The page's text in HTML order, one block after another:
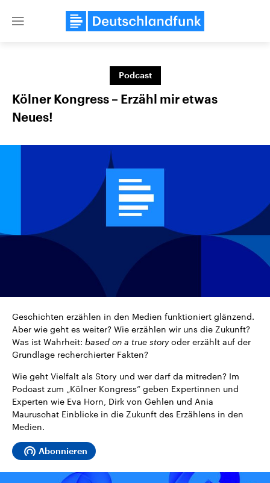
Close
Themen
Landtagswahl Sachsen-Anhalt
Alle Informationen
Sachsen-Anhalt wählt am 6.
September 2026 einen neuen
Landtag. Seit 2021 wird das
Bundesland von einer Koalition aus
CDU, SPD und FDP regiert.-
Umfragen, Prognosen,
Wahlprogramme, aktuelle Berichte
und Kandidaten der anstehenden
Wahl.
Aktuelle Beiträge,
Hintergründe
Wirtschaftlich und
gehören die Vereinigten
den mächtigsten Ländern
mit großem Einfluss auf
Audio-Archiv
Podcast
Kölner Kongress – Erzähl mir etwas
Neues!
Geschichten erzählen in den Medien funktioniert glänzend.
Aber wie geht es weiter? Wie erzählen wir uns die Zukunft?
Was ist Wahrheit: based on a true storyoder erzählt auf der
Grundlage recherchierter Fakten?
Wie geht Vielfalt als Story und wer darf da mitreden? Im
Podcast zum „Kölner Kongress“ geben Expertinnen und
Experten wie Eva Horn, Dirk von Gehlen und Ania
Mauruschat Einblicke in die Zukunft des Erzählens in den
Medien.
Abonnieren